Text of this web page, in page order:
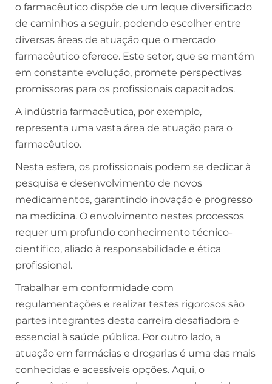
o farmacêutico dispõe de um leque diversificado
de caminhos a seguir, podendo escolher entre
diversas áreas de atuação que o mercado
farmacêutico oferece. Este setor, que se mantém
em constante evolução, promete perspectivas
promissoras para os profissionais capacitados.
A indústria farmacêutica, por exemplo,
representa uma vasta área de atuação para o
farmacêutico.
Nesta esfera, os profissionais podem se dedicar à
pesquisa e desenvolvimento de novos
medicamentos, garantindo inovação e progresso
na medicina. O envolvimento nestes processos
requer um profundo conhecimento técnico-
científico, aliado à responsabilidade e ética
profissional.
Trabalhar em conformidade com
regulamentações e realizar testes rigorosos são
partes integrantes desta carreira desafiadora e
essencial à saúde pública. Por outro lado, a
atuação em farmácias e drogarias é uma das mais
conhecidas e acessíveis opções. Aqui, o